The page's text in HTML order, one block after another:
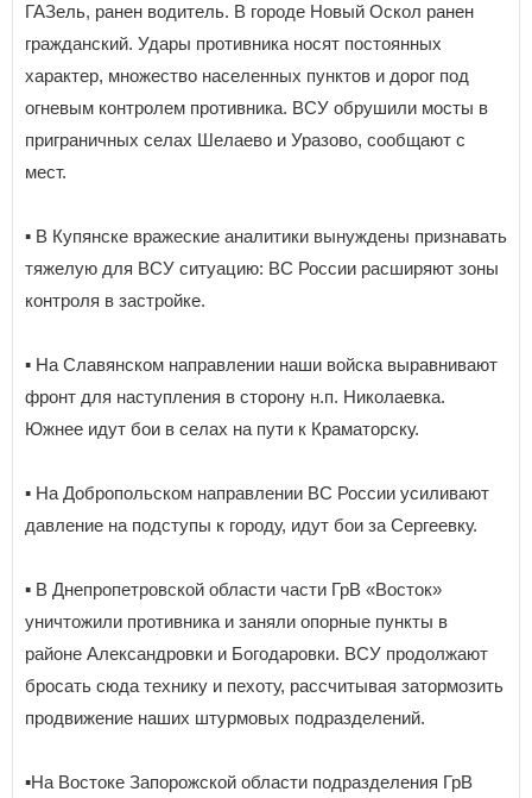
ГАЗель, ранен водитель. В городе Новый Оскол ранен
гражданский. Удары противника носят постоянных
характер, множество населенных пунктов и дорог под
огневым контролем противника. ВСУ обрушили мосты в
приграничных селах Шелаево и Уразово, сообщают с
мест.
▪️ В Купянске вражеские аналитики вынуждены признавать
тяжелую для ВСУ ситуацию: ВС России расширяют зоны
контроля в застройке.
▪️ На Славянском направлении наши войска выравнивают
фронт для наступления в сторону н.п. Николаевка.
Южнее идут бои в селах на пути к Краматорску.
▪️ На Добропольском направлении ВС России усиливают
давление на подступы к городу, идут бои за Сергеевку.
▪️ В Днепропетровской области части ГрВ «Восток»
уничтожили противника и заняли опорные пункты в
районе Александровки и Богодаровки. ВСУ продолжают
бросать сюда технику и пехоту, рассчитывая затормозить
продвижение наших штурмовых подразделений.
▪️На Востоке Запорожской области подразделения ГрВ